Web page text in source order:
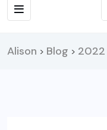
Alison > Blog > 2022